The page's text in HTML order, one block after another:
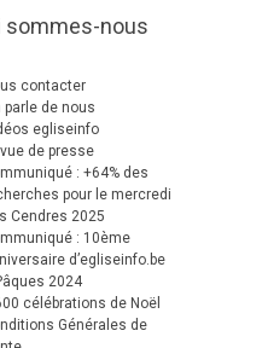
sommes-nous
contacter
parle de nous
egliseinfo
de presse
: +64% des
pour le mercredi
Cendres 2025
: 10ème
d’egliseinfo.be
2024
célébrations de Noël
Générales de